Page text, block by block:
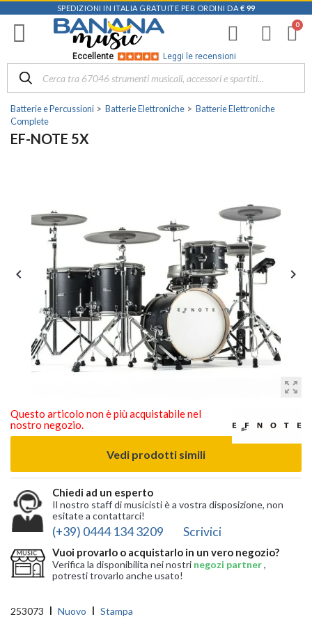
SPEDIZIONI IN ITALIA GRATUITE PER ORDINI DA € 99
Eccellente Leggi le recensioni
Batterie e Percussioni Batterie Elettroniche
Batterie Elettroniche
Complete
EF-NOTE 5X
zoom_out_map
 
Questo articolo non è più acquistabile nel
nostro negozio.
Vedi prodotti simili
Chiedi ad un esperto
Il nostro staff di musicisti è a vostra disposizione, non
esitate a contattarci!
(+39) 0444 134 3209 Scrivici
Vuoi provarlo o acquistarlo in un vero negozio?
Verifica la disponibilita nei nostri negozi partner,
potresti trovarlo anche usato!
253073 Nuovo Stampa